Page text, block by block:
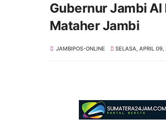
Gubernur Jambi Al
Mataher Jambi
JAMBIPOS-ONLINE SELASA, APRIL